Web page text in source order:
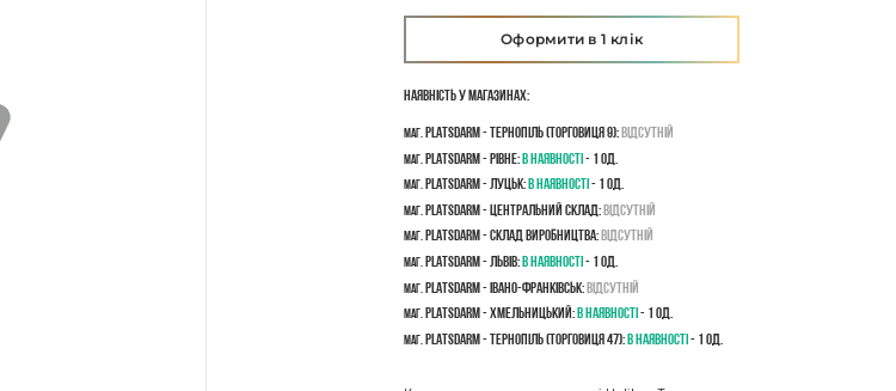
Оформити в 1 клік
Наявність у магазинах:
маг. PLATSDARM - Тернопіль (Торговиця 9): Відсутній
маг. PLATSDARM - Рівне: В наявності - 1 од.
маг. PLATSDARM - Луцьк: В наявності - 1 од.
маг. PLATSDARM - Центральний склад: Відсутній
маг. PLATSDARM - Склад виробництва: Відсутній
маг. PLATSDARM - Львів: В наявності - 1 од.
маг. PLATSDARM - Івано-Франківськ: Відсутній
маг. PLATSDARM - Хмельницький: В наявності - 1 од.
маг. PLATSDARM - Тернопіль (Торговиця 47): В наявності - 1 од.